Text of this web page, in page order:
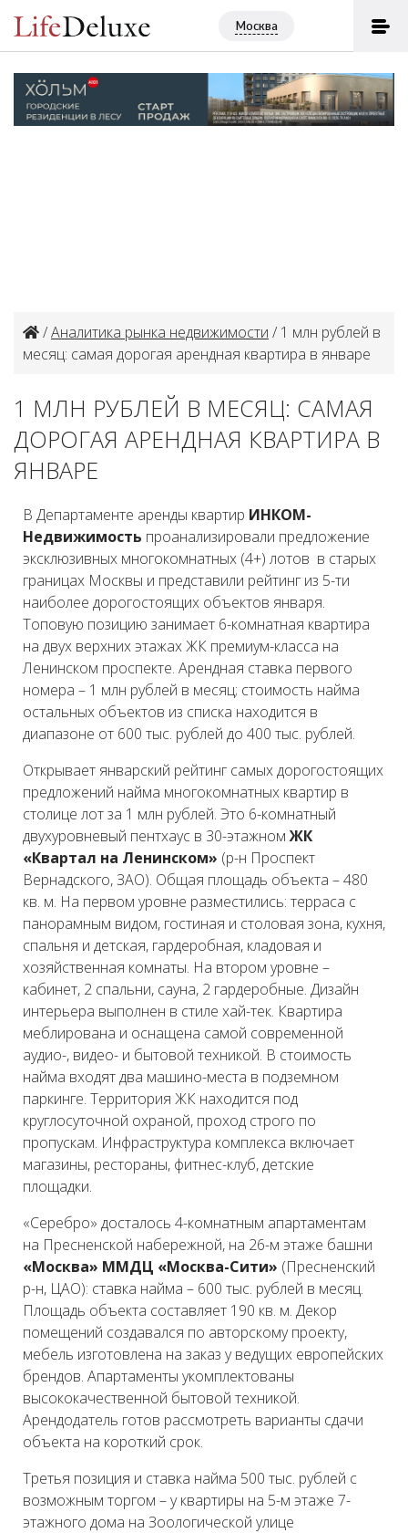
Москва
/Аналитика рынка недвижимости / 1 млн рублей в
месяц: самая дорогая арендная квартира в январе
1 МЛН РУБЛЕЙ В МЕСЯЦ: САМАЯ
ДОРОГАЯ АРЕНДНАЯ КВАРТИРА В
ЯНВАРЕ
В Департаменте аренды квартир ИНКОМ-
Недвижимость проанализировали предложение
эксклюзивных многокомнатных (4+) лотов в старых
границах Москвы и представили рейтинг из 5-ти
наиболее дорогостоящих объектов января.
Топовую позицию занимает 6-комнатная квартира
на двух верхних этажах ЖК премиум-класса на
Ленинском проспекте. Арендная ставка первого
номера – 1 млн рублей в месяц; стоимость найма
остальных объектов из списка находится в
диапазоне от 600 тыс. рублей до 400 тыс. рублей.
Открывает январский рейтинг самых дорогостоящих
предложений найма многокомнатных квартир в
столице лот за 1 млн рублей. Это 6-комнатный
двухуровневый пентхаус в 30-этажномЖК
«Квартал на Ленинском» (р-н Проспект
Вернадского, ЗАО). Общая площадь объекта – 480
кв. м. На первом уровне разместились: терраса с
панорамным видом, гостиная и столовая зона, кухня,
спальня и детская, гардеробная, кладовая и
хозяйственная комнаты. На втором уровне –
кабинет, 2 спальни, сауна, 2 гардеробные. Дизайн
интерьера выполнен в стиле хай-тек. Квартира
меблирована и оснащена самой современной
аудио-, видео- и бытовой техникой. В стоимость
найма входят два машино-места в подземном
паркинге. Территория ЖК находится под
круглосуточной охраной, проход строго по
пропускам. Инфраструктура комплекса включает
магазины, рестораны, фитнес-клуб, детские
площадки.
«Серебро» досталось 4-комнатным апартаментам
на Пресненской набережной, на 26-м этаже башни
«Москва» ММДЦ «Москва-Сити» (Пресненский
р-н, ЦАО): ставка найма – 600 тыс. рублей в месяц.
Площадь объекта составляет 190 кв. м. Декор
помещений создавался по авторскому проекту,
мебель изготовлена на заказ у ведущих европейских
брендов. Апартаменты укомплектованы
высококачественной бытовой техникой.
Арендодатель готов рассмотреть варианты сдачи
объекта на короткий срок.
Третья позиция и ставка найма 500 тыс. рублей с
возможным торгом – у квартиры на 5-м этаже 7-
этажного дома на Зоологической улице